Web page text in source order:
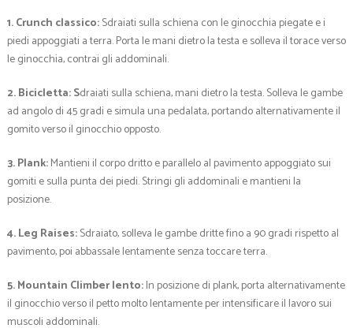
1. Crunch classico:Sdraiati sulla schiena con le ginocchia piegate e i
piedi appoggiati a terra. Porta le mani dietro la testa e solleva il torace verso
le ginocchia, contrai gli addominali.
2. Bicicletta: Sdraiati sulla schiena, mani dietro la testa. Solleva le gambe
ad angolo di 45 gradi e simula una pedalata, portando alternativamente il
gomito verso il ginocchio opposto.
3. Plank:Mantieni il corpo dritto e parallelo al pavimento appoggiato sui
gomiti e sulla punta dei piedi. Stringi gli addominali e mantieni la
posizione.
4. Leg Raises:Sdraiato, solleva le gambe dritte fino a 90 gradi rispetto al
pavimento, poi abbassale lentamente senza toccare terra.
5. Mountain Climber lento:In posizione di plank, porta alternativamente
il ginocchio verso il petto molto lentamente per intensificare il lavoro sui
muscoli addominali.